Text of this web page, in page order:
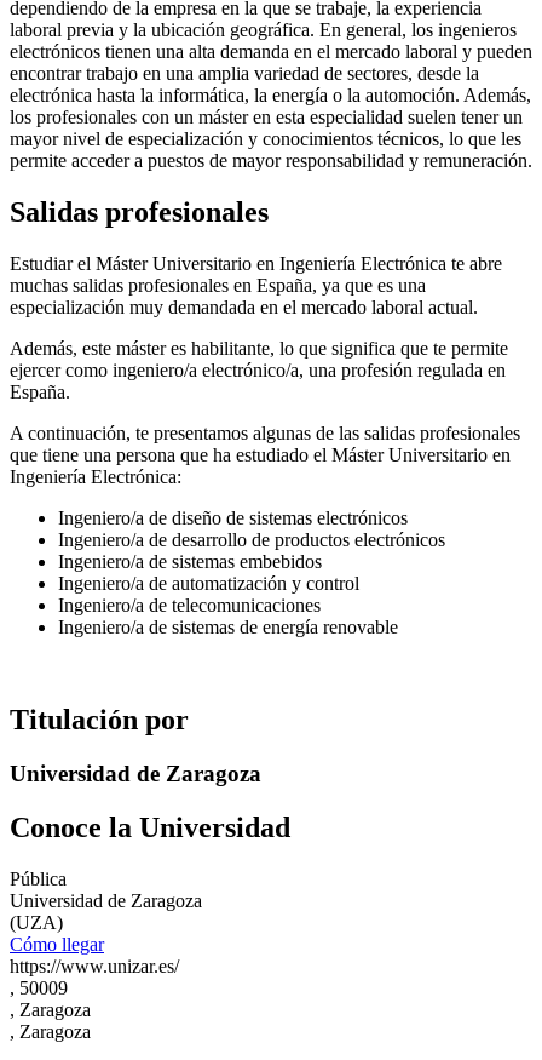
dependiendo de la empresa en la que se trabaje, la experiencia
laboral previa y la ubicación geográfica. En general, los ingenieros
electrónicos tienen una alta demanda en el mercado laboral y pueden
encontrar trabajo en una amplia variedad de sectores, desde la
electrónica hasta la informática, la energía o la automoción. Además,
los profesionales con un máster en esta especialidad suelen tener un
mayor nivel de especialización y conocimientos técnicos, lo que les
permite acceder a puestos de mayor responsabilidad y remuneración.
Salidas profesionales
Estudiar el Máster Universitario en Ingeniería Electrónica te abre
muchas salidas profesionales en España, ya que es una
especialización muy demandada en el mercado laboral actual.
Además, este máster es habilitante, lo que significa que te permite
ejercer como ingeniero/a electrónico/a, una profesión regulada en
España.
A continuación, te presentamos algunas de las salidas profesionales
que tiene una persona que ha estudiado el Máster Universitario en
Ingeniería Electrónica:
Ingeniero/a de diseño de sistemas electrónicos
Ingeniero/a de desarrollo de productos electrónicos
Ingeniero/a de sistemas embebidos
Ingeniero/a de automatización y control
Ingeniero/a de telecomunicaciones
Ingeniero/a de sistemas de energía renovable
Titulación por
Universidad de Zaragoza
Conoce la Universidad
Pública
Universidad de Zaragoza
(UZA)
Cómo llegar
https://www.unizar.es/
, 50009
, Zaragoza
, Zaragoza